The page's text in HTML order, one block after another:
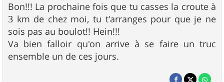
s
s
a
g
e
Bon!!! La prochaine fois que tu casses la croute à
3 km de chez moi, tu t'arranges pour que je ne
sois pas au boulot!! Hein!!!
Va bien falloir qu'on arrive à se faire un truc
ensemble un de ces jours.